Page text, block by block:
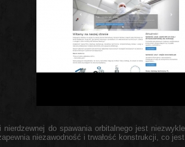
nierdzewnej do spawania orbitalnego jest
niezawodność i trwałość konstrukcji, co